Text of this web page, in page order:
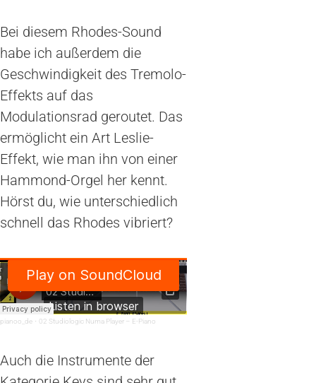
Bei diesem Rhodes-Sound
habe ich außerdem die
Geschwindigkeit des Tremolo-
Effekts auf das
Modulationsrad geroutet. Das
ermöglicht ein Art Leslie-
Effekt, wie man ihn von einer
Hammond-Orgel her kennt.
Hörst du, wie unterschiedlich
schnell das Rhodes vibriert?
pianoo_de · 02 Studiologic Numa Player – E-Piano
Auch die Instrumente der